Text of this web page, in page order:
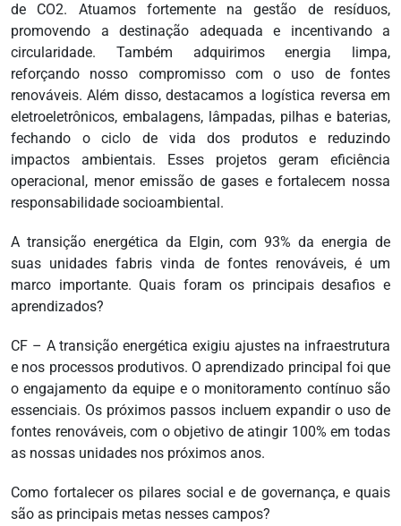
de CO2. Atuamos fortemente na gestão de resíduos,
promovendo a destinação adequada e incentivando a
circularidade. Também adquirimos energia limpa,
reforçando nosso compromisso com o uso de fontes
renováveis. Além disso, destacamos a logística reversa em
eletroeletrônicos, embalagens, lâmpadas, pilhas e baterias,
fechando o ciclo de vida dos produtos e reduzindo
impactos ambientais. Esses projetos geram eficiência
operacional, menor emissão de gases e fortalecem nossa
responsabilidade socioambiental.
A transição energética da Elgin, com 93% da energia de
suas unidades fabris vinda de fontes renováveis, é um
marco importante. Quais foram os principais desafios e
aprendizados?
CF – A transição energética exigiu ajustes na infraestrutura
e nos processos produtivos. O aprendizado principal foi que
o engajamento da equipe e o monitoramento contínuo são
essenciais. Os próximos passos incluem expandir o uso de
fontes renováveis, com o objetivo de atingir 100% em todas
as nossas unidades nos próximos anos.
Como fortalecer os pilares social e de governança, e quais
são as principais metas nesses campos?